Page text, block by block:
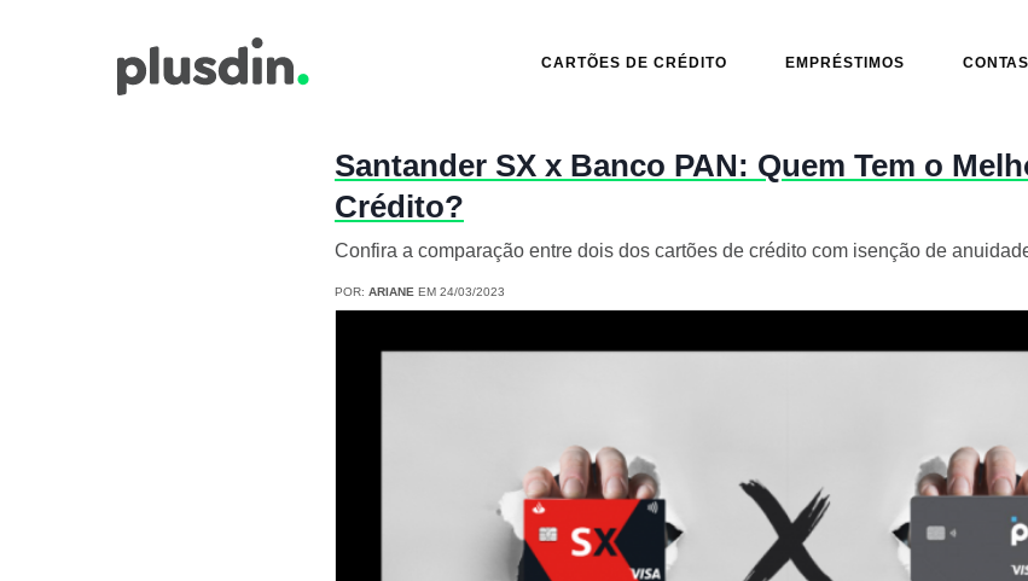
CARTÕES DE CRÉDITO EMPRÉSTIMOS
Santander SX x Banco PAN: Quem Tem o
Crédito?
Confira a comparação entre dois dos cartões de crédito com isenção de
POR: ARIANE EM 24/03/2023